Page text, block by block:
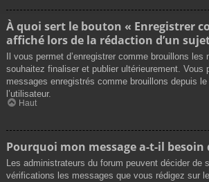
À quoi sert le bouton « Enregistrer
affiché lors de la rédaction d’un
Il vous permet d’enregistrer comme brouillons les
souhaitez finaliser et publier ultérieurement. Vous
messages enregistrés comme brouillons depuis
l’utilisateur.
Haut
Pourquoi mon message a-t-il besoin
Les administrateurs du forum peuvent décider de
vérifications les messages que vous rédigez sur